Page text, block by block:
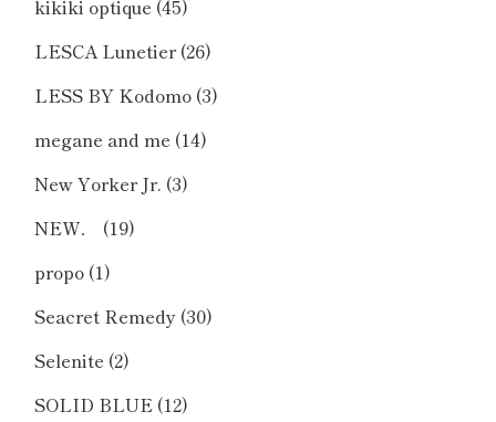
kikiki optique (45)
LESCA Lunetier(26)
LESS BY Kodomo (3)
megane and me (14)
New Yorker Jr. (3)
NEW．
(19)
propo (1)
Seacret Remedy (30)
Selenite (2)
SOLID BLUE (12)